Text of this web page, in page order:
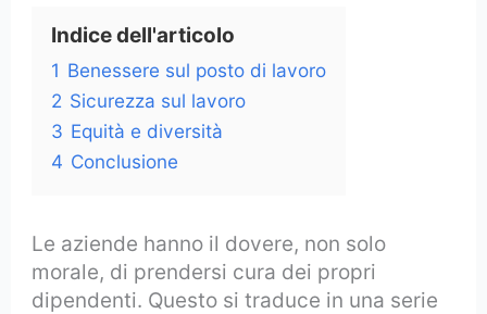
Indice dell'articolo
1 Benessere sul posto di lavoro
2 Sicurezza sul lavoro
3 Equità e diversità
4 Conclusione
Le aziende hanno il dovere, non solo
morale, di prendersi cura dei propri
dipendenti. Questo si traduce in una serie